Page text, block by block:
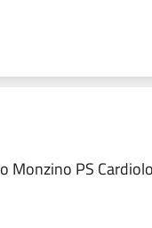
Monzino PS